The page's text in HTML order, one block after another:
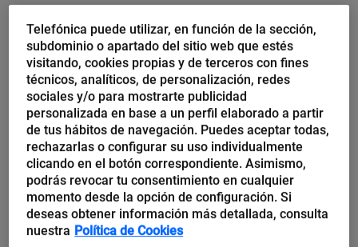
Boletim semanal de
cibersegurança, 27 agosto — 2
setembro
Vulnerabilidade crítica no Servidor Bitbucket Atlassian e data
center A Atlassian alertou recentemente seus usuários sobre
uma nova vulnerabilidade crítica que afeta o software do
Servidor Bitbucket Server e Data...
Telefónica Tech
Telefónica puede utilizar, en función de la sección,
subdominio o apartado del sitio web que estés
visitando, cookies propias y de terceros con fines
técnicos, analíticos, de personalización, redes
sociales y/o para mostrarte publicidad
personalizada en base a un perfil elaborado a partir
de tus hábitos de navegación. Puedes aceptar todas,
rechazarlas o configurar su uso individualmente
clicando en el botón correspondiente. Asimismo,
podrás revocar tu consentimiento en cualquier
momento desde la opción de configuración. Si
deseas obtener información más detallada, consulta
nuestra Política de Cookies